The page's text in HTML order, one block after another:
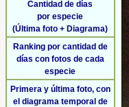
Cantidad de días
por especie
(Última foto + Diagrama)
Ranking por cantidad de
días con fotos de cada
especie
Primera y última foto, con
el diagrama temporal de